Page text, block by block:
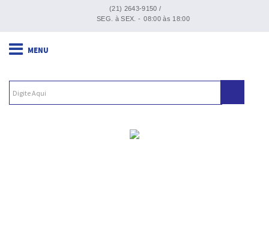
(21) 2643-9150 /
SEG. à SEX. - 08:00 às 18:00